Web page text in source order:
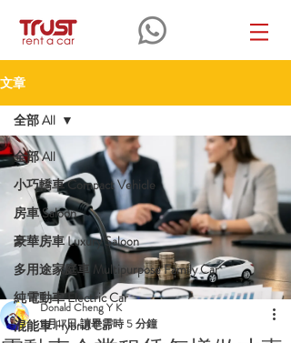
文章
全部 All
小巧轎車 Compact Vehicle
房車 Saloon
豪華房車 Luxury Saloon
多用途家庭車 Multipurpose Family Car
純電動車 Electric Car
混能車 Hybrid Car
全部 All
Donald Cheng Y K
5月17日 讀畢需時 5 分鐘